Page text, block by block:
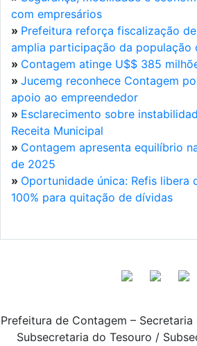
com empresários
» Prefeitura reforça fiscalização
amplia participação da população
» Contagem atinge U$$ 385
» Jucemg reconhece Contagem
apoio ao empreendedor
» Esclarecimento sobre
Receita Municipal
» Contagem apresenta equilíbrio
de 2025
» Oportunidade única: Refis libera
100% para quitação de dívidas
Prefeitura de Contagem –
Subsecretaria do Tesouro /